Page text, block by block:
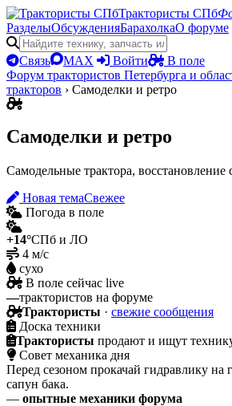
Трактористы СПб
РазделыОбсужденияБарахолкаО форуме
Связь MAX Войти
В поле
Форум трактористов Петербурга и
тракторов › Самоделки и ретро
Самоделки и ретро
Самодельные трактора, восстановление
Новая темаСвежее
Погода в поле
+14°СПб и ЛО
4 м/с
сухо
В поле сейчас live
—трактористов на форуме
Трактористы · свежие сообщения
Доска техники
Трактористы продают и ищут
Совет механика дня
Перед сезоном прокачай гидравлику на
сапун бака.
— опытные механики форума